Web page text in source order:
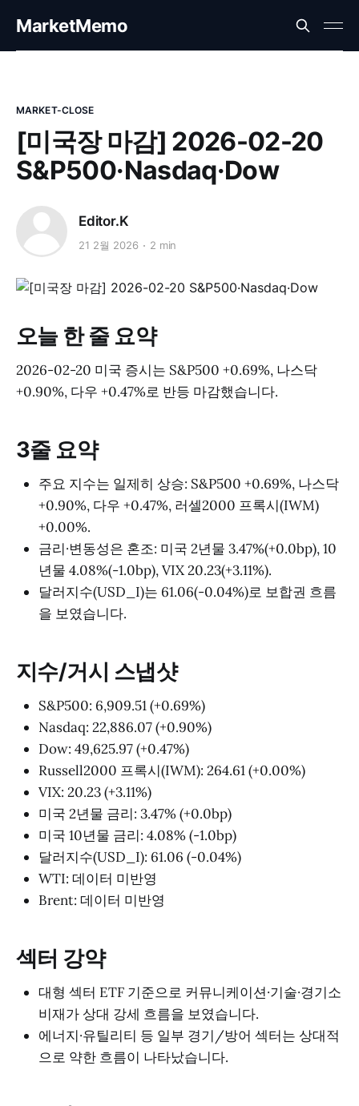
MarketMemo
MARKET-CLOSE
[미국장 마감] 2026-02-20
S&P500·Nasdaq·Dow
Editor.K
21 2월 2026 2 min
오늘 한 줄 요약
2026-02-20 미국 증시는 S&P500 +0.69%, 나스닥
+0.90%, 다우 +0.47%로 반등 마감했습니다.
3줄 요약
주요 지수는 일제히 상승: S&P500 +0.69%, 나스닥
+0.90%, 다우 +0.47%, 러셀2000 프록시(IWM)
+0.00%.
금리·변동성은 혼조: 미국 2년물 3.47%(+0.0bp), 10
년물 4.08%(-1.0bp), VIX 20.23(+3.11%).
달러지수(USD_I)는 61.06(-0.04%)로 보합권 흐름
을 보였습니다.
지수/거시 스냅샷
S&P500: 6,909.51 (+0.69%)
Nasdaq: 22,886.07 (+0.90%)
Dow: 49,625.97 (+0.47%)
Russell2000 프록시(IWM): 264.61 (+0.00%)
VIX: 20.23 (+3.11%)
미국 2년물 금리: 3.47% (+0.0bp)
미국 10년물 금리: 4.08% (-1.0bp)
달러지수(USD_I): 61.06 (-0.04%)
WTI: 데이터 미반영
Brent: 데이터 미반영
섹터 강약
대형 섹터 ETF 기준으로 커뮤니케이션·기술·경기소
비재가 상대 강세 흐름을 보였습니다.
에너지·유틸리티 등 일부 경기/방어 섹터는 상대적
으로 약한 흐름이 나타났습니다.